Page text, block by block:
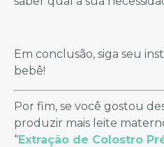
Em conclusão, siga seu
bebê!
Por fim, se você gostou
produzir mais leite
“Extração de Colostro